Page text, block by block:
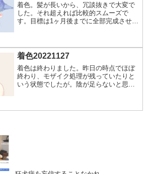
着色。髪が長いから、冗談抜きで大変で
した。それ超えれば比較的スムーズで
す。目標は1ヶ月後までに全部完成させて
か、全体見てから違う感が...
着色20221127
着色は終わりました。昨日の時点でほぼ
終わり、モザイク処理が残っていたりと
いう状態でしたが。陰が足らないと思っ
す。今日からE-mote編集に…、と思って